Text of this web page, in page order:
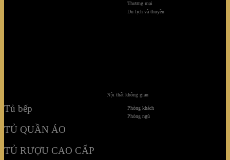
Thương mại
Du lịch và thuyền
Nội thất không gian
Phòng khách
Phòng ngủ
NỘI THẤT KHÔNG GIAN
Tủ bếp
TỦ QUẦN ÁO
TỦ RƯỢU CAO CẤP